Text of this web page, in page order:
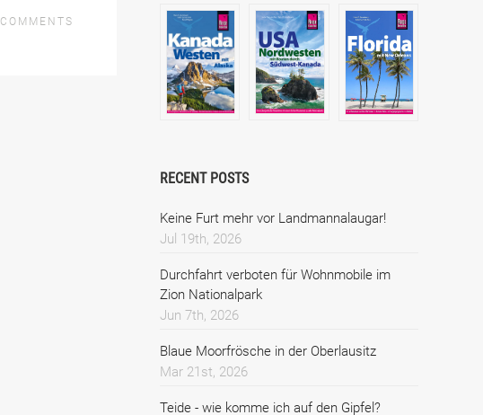
COMMENTS
RECENT POSTS
Keine Furt mehr vor Landmannalaugar!
Jul 19th, 2026
Durchfahrt verboten für Wohnmobile im
Zion Nationalpark
Jun 7th, 2026
Blaue Moorfrösche in der Oberlausitz
Mar 21st, 2026
Teide - wie komme ich auf den Gipfel?